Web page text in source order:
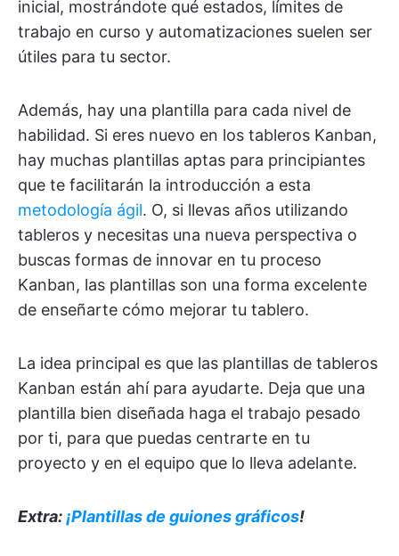
inicial, mostrándote qué estados, límites de
trabajo en curso y automatizaciones suelen ser
útiles para tu sector.
Además, hay una plantilla para cada nivel de
habilidad. Si eres nuevo en los tableros Kanban,
hay muchas plantillas aptas para principiantes
que te facilitarán la introducción a esta
metodología ágil. O, si llevas años utilizando
tableros y necesitas una nueva perspectiva o
buscas formas de innovar en tu proceso
Kanban, las plantillas son una forma excelente
de enseñarte cómo mejorar tu tablero.
La idea principal es que las plantillas de tableros
Kanban están ahí para ayudarte. Deja que una
plantilla bien diseñada haga el trabajo pesado
por ti, para que puedas centrarte en tu
proyecto y en el equipo que lo lleva adelante.
Extra: ¡Plantillas de guiones gráficos!